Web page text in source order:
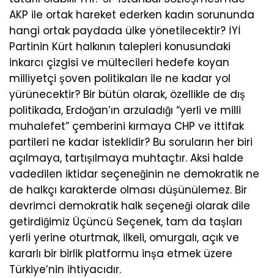
AKP ile ortak hareket ederken kadın sorununda
hangi ortak paydada ülke yönetilecektir? İYİ
Partinin Kürt halkının talepleri konusundaki
inkarcı çizgisi ve mültecileri hedefe koyan
milliyetçi şoven politikaları ile ne kadar yol
yürünecektir? Bir bütün olarak, özellikle de dış
politikada, Erdoğan’ın arzuladığı “yerli ve milli
muhalefet” çemberini kırmaya CHP ve ittifak
partileri ne kadar isteklidir? Bu soruların her biri
açılmaya, tartışılmaya muhtaçtır. Aksi halde
vadedilen iktidar seçeneğinin ne demokratik ne
de halkçı karakterde olması düşünülemez. Bir
devrimci demokratik halk seçeneği olarak dile
getirdiğimiz Üçüncü Seçenek, tam da taşları
yerli yerine oturtmak, ilkeli, omurgalı, açık ve
kararlı bir birlik platformu inşa etmek üzere
Türkiye’nin ihtiyacıdır.